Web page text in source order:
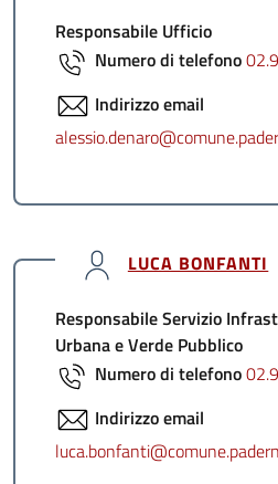
Responsabile Ufficio
Numero di telefono
Indirizzo email
LUCA BONFANTI
Responsabile Servizio
Urbana e Verde Pubblico
Numero di telefono
Indirizzo email